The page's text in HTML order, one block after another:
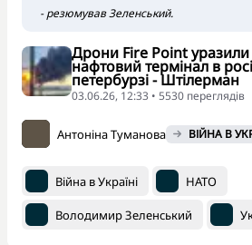
- резюмував Зеленський.
Дрони Fire Point уразили
нафтовий термінал в
петербурзі - Штілерман
03.06.26, 12:33 • 5530 переглядiв
Антоніна Туманова ВІЙНА В
Війна в Україні НАТО
Володимир Зеленський